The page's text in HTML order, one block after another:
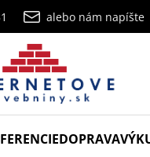
alebo nám napíšte
DOPRAVA